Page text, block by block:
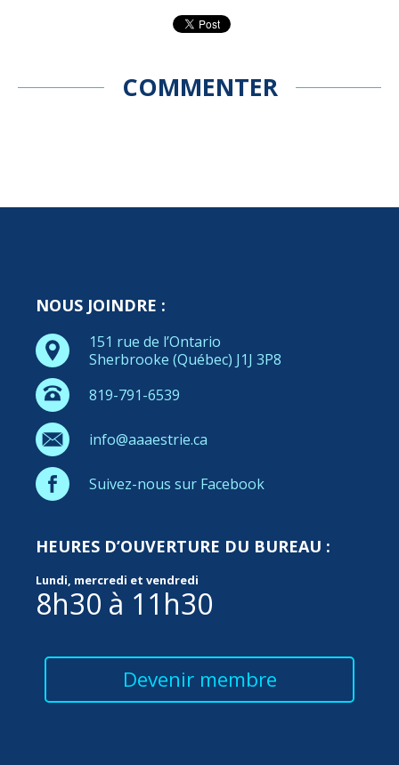
COMMENTER
NOUS JOINDRE :
151 rue de l’Ontario
Sherbrooke (Québec) J1J 3P8
819-791-6539
info@aaaestrie.ca
Suivez-nous sur Facebook
HEURES D’OUVERTURE DU BUREAU :
Lundi, mercredi et vendredi
8h30 à 11h30
Devenir membre